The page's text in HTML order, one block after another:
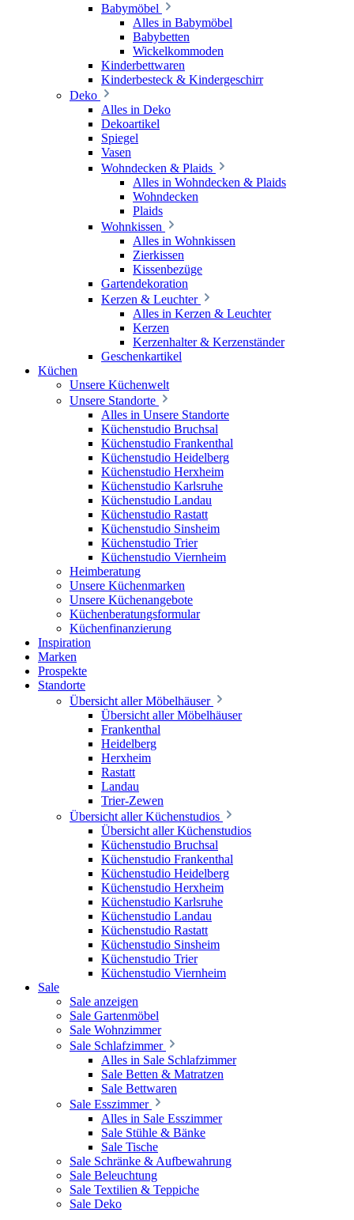
Babymöbel
Alles in Babymöbel
Babybetten
Wickelkommoden
Kinderbettwaren
Kinderbesteck & Kindergeschirr
Deko
Alles in Deko
Dekoartikel
Spiegel
Vasen
Wohndecken & Plaids
Alles in Wohndecken & Plaids
Wohndecken
Plaids
Wohnkissen
Alles in Wohnkissen
Zierkissen
Kissenbezüge
Gartendekoration
Kerzen & Leuchter
Alles in Kerzen & Leuchter
Kerzen
Kerzenhalter & Kerzenständer
Geschenkartikel
Küchen
Unsere Küchenwelt
Unsere Standorte
Alles in Unsere Standorte
Küchenstudio Bruchsal
Küchenstudio Frankenthal
Küchenstudio Heidelberg
Küchenstudio Herxheim
Küchenstudio Karlsruhe
Küchenstudio Landau
Küchenstudio Rastatt
Küchenstudio Sinsheim
Küchenstudio Trier
Küchenstudio Viernheim
Heimberatung
Unsere Küchenmarken
Unsere Küchenangebote
Küchenberatungsformular
Küchenfinanzierung
Inspiration
Marken
Prospekte
Standorte
Übersicht aller Möbelhäuser
Übersicht aller Möbelhäuser
Frankenthal
Heidelberg
Herxheim
Rastatt
Landau
Trier-Zewen
Übersicht aller Küchenstudios
Übersicht aller Küchenstudios
Küchenstudio Bruchsal
Küchenstudio Frankenthal
Küchenstudio Heidelberg
Küchenstudio Herxheim
Küchenstudio Karlsruhe
Küchenstudio Landau
Küchenstudio Rastatt
Küchenstudio Sinsheim
Küchenstudio Trier
Küchenstudio Viernheim
Sale
Sale anzeigen
Sale Gartenmöbel
Sale Wohnzimmer
Sale Schlafzimmer
Alles in Sale Schlafzimmer
Sale Betten & Matratzen
Sale Bettwaren
Sale Esszimmer
Alles in Sale Esszimmer
Sale Stühle & Bänke
Sale Tische
Sale Schränke & Aufbewahrung
Sale Beleuchtung
Sale Textilien & Teppiche
Sale Deko